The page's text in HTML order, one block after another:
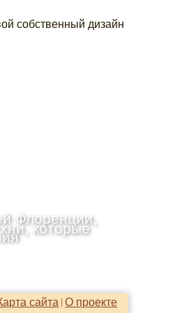
собственный дизайн
Флоренции,
которые
О проекте
сайта